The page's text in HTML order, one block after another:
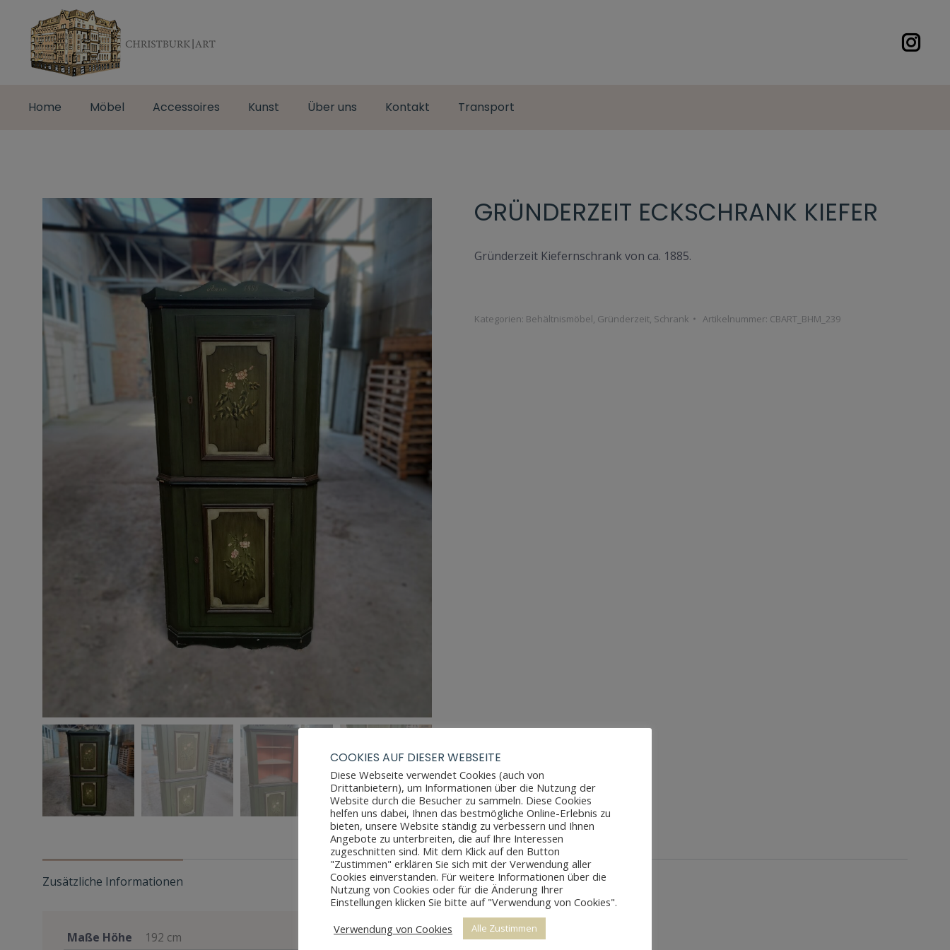
Home Möbel Accessoires Kunst Über uns Kontakt Transport
GRÜNDERZEIT ECKSCHRANK KIEFER
Gründerzeit Kiefernschrank von ca. 1885.
Kategorien: Behältnismöbel, Gründerzeit, Schrank Artikelnummer: CBART_BHM_239
Zusätzliche Informationen
Maße Höhe
192 cm
COOKIES AUF DIESER WEBSEITE
Diese Webseite verwendet Cookies (auch von
Drittanbietern), um Informationen über die Nutzung der
Website durch die Besucher zu sammeln. Diese Cookies
helfen uns dabei, Ihnen das bestmögliche Online-Erlebnis zu
bieten, unsere Website ständig zu verbessern und Ihnen
Angebote zu unterbreiten, die auf Ihre Interessen
zugeschnitten sind. Mit dem Klick auf den Button
"Zustimmen" erklären Sie sich mit der Verwendung aller
Cookies einverstanden. Für weitere Informationen über die
Nutzung von Cookies oder für die Änderung Ihrer
Einstellungen klicken Sie bitte auf "Verwendung von Cookies".
Verwendung von Cookies
Alle Zustimmen